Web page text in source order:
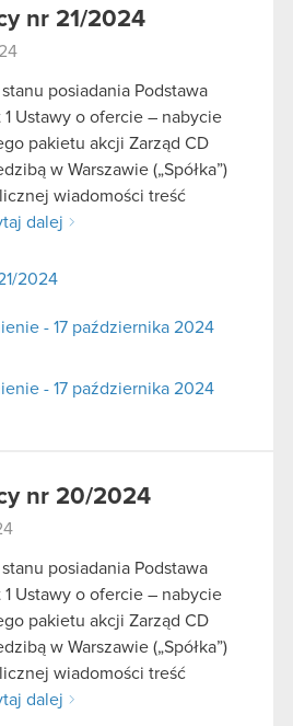
nr 21/2024
posiadania Podstawa
Ustawy o ofercie – nabycie
pakietu akcji Zarząd CD
w Warszawie („Spółka”)
wiadomości treść
dalej
2024
- 17 października 2024
- 17 października 2024
nr 20/2024
posiadania Podstawa
Ustawy o ofercie – nabycie
pakietu akcji Zarząd CD
w Warszawie („Spółka”)
wiadomości treść
dalej